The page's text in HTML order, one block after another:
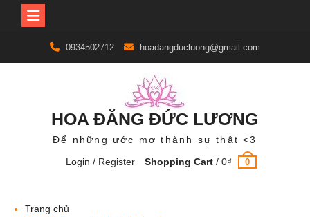
content
0934502712 hoadangducluong@gmail.com
HOA ĐĂNG ĐỨC LƯƠNG
Để những ước mơ thành sự thật <3
Login / Register
Shopping Cart /0₫ 0
Trang chủ